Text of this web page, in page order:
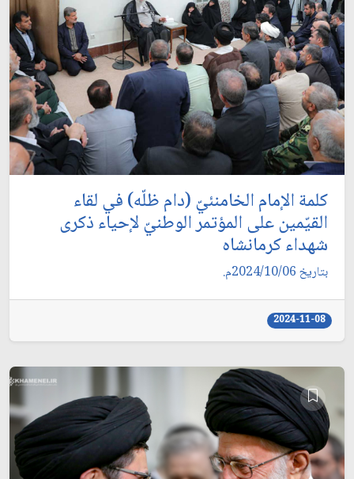
كلمة الإمام الخامنئيّ (دام ظلّه) في لقاء
القيّمين على المؤتمر الوطنيّ لإحياء ذكرى
شهداء كرمانشاه
بتاريخ 2024/10/06م.
2024-11-08